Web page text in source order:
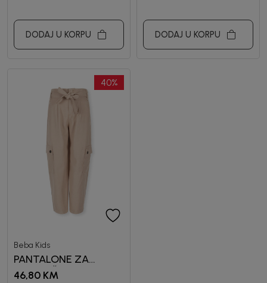
DODAJ U KORPU DODAJ U KORPU
40%
Beba Kids
PANTALONE ZA
DJEVOJČICE TATJANA
46,80 KM